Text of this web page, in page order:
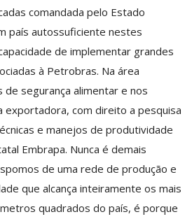
comandada pelo Estado
país autossuficiente nestes
de implementar grandes
à Petrobras. Na área
segurança alimentar e nos
exportadora, com direito a pesquisa
e manejos de produtividade
Embrapa. Nunca é demais
de uma rede de produção e
que alcança inteiramente os mais
quadrados do país, é porque